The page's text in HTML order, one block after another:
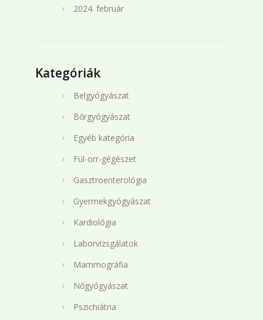
2024. február
Kategóriák
Belgyógyászat
Bőrgyógyászat
Egyéb kategória
Fül-orr-gégészet
Gasztroenterológia
Gyermekgyógyászat
Kardiológia
Laborvizsgálatok
Mammográfia
Nőgyógyászat
Pszichiátria